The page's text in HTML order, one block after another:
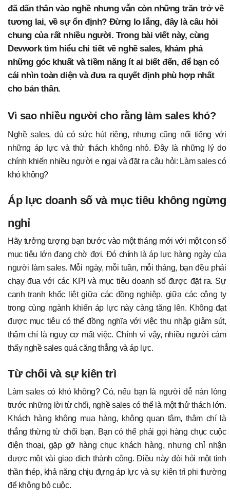
đã dấn thân vào nghề nhưng vẫn còn những trăn trở về
tương lai, về sự ổn định? Đừng lo lắng, đây là câu hỏi
chung của rất nhiều người. Trong bài viết này, cùng
Devwork tìm hiểu chi tiết về nghề sales, khám phá
những góc khuất và tiềm năng ít ai biết đến, để bạn có
cái nhìn toàn diện và đưa ra quyết định phù hợp nhất
cho bản thân.
Vì sao nhiều người cho rằng làm sales khó?
Nghề sales, dù có sức hút riêng, nhưng cũng nổi tiếng với
những áp lực và thử thách không nhỏ. Đây là những lý do
chính khiến nhiều người e ngại và đặt ra câu hỏi: Làm sales có
khó không?
Áp lực doanh số và mục tiêu không ngừng
nghỉ
Hãy tưởng tượng bạn bước vào một tháng mới với một con số
mục tiêu lớn đang chờ đợi. Đó chính là áp lực hàng ngày của
người làm sales. Mỗi ngày, mỗi tuần, mỗi tháng, bạn đều phải
chạy đua với các KPI và mục tiêu doanh số được đặt ra. Sự
cạnh tranh khốc liệt giữa các đồng nghiệp, giữa các công ty
trong cùng ngành khiến áp lực này càng tăng lên. Không đạt
được mục tiêu có thể đồng nghĩa với việc thu nhập giảm sút,
thậm chí là nguy cơ mất việc. Chính vì vậy, nhiều người cảm
thấy nghề sales quá căng thẳng và áp lực.
Từ chối và sự kiên trì
Làm sales có khó không? Có, nếu bạn là người dễ nản lòng
trước những lời từ chối, nghề sales có thể là một thử thách lớn.
Khách hàng không mua hàng, không quan tâm, thậm chí là
thẳng thừng từ chối bạn. Bạn có thể phải gọi hàng chục cuộc
điện thoại, gặp gỡ hàng chục khách hàng, nhưng chỉ nhận
được một vài giao dịch thành công. Điều này đòi hỏi một tinh
thần thép, khả năng chịu đựng áp lực và sự kiên trì phi thường
để không bỏ cuộc.